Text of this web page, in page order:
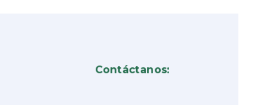
Contáctanos: